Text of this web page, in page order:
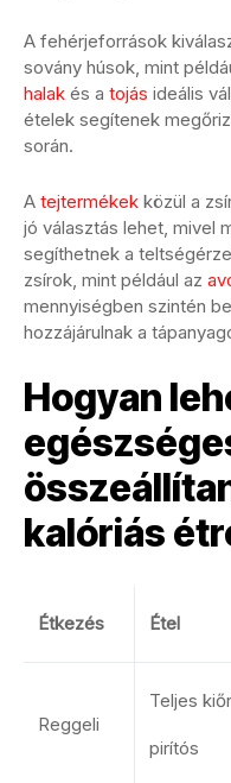
A fehérjeforrások
sovány húsok, mint
halak és a tojás ideális
ételek segítenek
során.
A tejtermékek közül a
jó választás lehet, mivel
segíthetnek a
zsírok, mint például az
mennyiségben szintén
hozzájárulnak a
Hogyan
kalóriás
Étkezés Étel
Reggeli
Teljes
pirítós